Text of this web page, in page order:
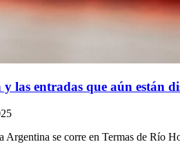
las entradas que aún están
Argentina se corre en Termas de Río